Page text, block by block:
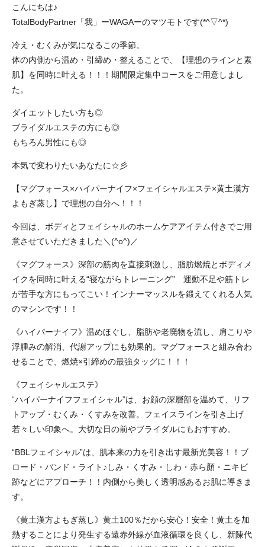
こんにちは♪
TotalBodyPartner「我」ーWAGAーのマツモトです(*^▽^*)
冷え・むくみが気になるこの季節。
体の内側から温め・引締め・整えることで、【理想のラインと素
肌】を同時に叶える！！！期間限定集中コースをご用意しまし
た。
ダイエットしたい方も◎
ブライダルエステの方にも◎
もちろん男性にも◎
本気で変わりたいあなたに☆彡
【マグフォース×ハイパーナイフ×フェイシャルエステ×黄土漢方
よもぎ蒸し】で理想の自分へ！！！
今回は、ボディとフェイシャルのホームケアアイテム付きでご用
意させていただきました＼(^o^)／
《マグフォース》深部の筋肉を直接刺激し、脂肪燃焼とボディメ
イクを同時に叶える“寝ながらトレーニング” 運動不足や筋トレ
が苦手な方にもってこい！インナーマッスルを鍛えてくれる人気
のマシンです！！
《ハイパーナイフ》温めほぐし、脂肪や老廃物を流し、肩こりや
浮腫みの解消、代謝アップにも効果的。マグフォースと組み合わ
せることで、燃焼×引締めの最強タッグに！！！
《フェイシャルエステ》
“ハイパーナイフフェイシャル”は、お顔の深層部を温めて、リフ
トアップ・むくみ・くすみを改善。フェイスラインを引き上げ
若々しい印象へ。大切な日の前やブライダルにもおすすめ。
“BBLフェイシャル”は、肌本来の力を引き出す最新光美容！！ブ
ロード・バンド・ライト♪しみ・くすみ・しわ・赤ら顏・ニキビ
跡などにアプローチ！！内側から美しく透明感あるお肌に導きま
す。
《黄土漢方よもぎ蒸し》黄土100％だから安心！安全！黄土を加
熱することにより発生する遠赤外線が血液循環を良くし、新陳代